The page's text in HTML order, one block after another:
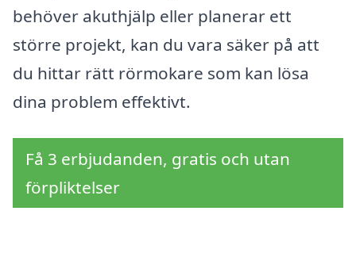
behöver akuthjälp eller planerar ett
större projekt, kan du vara säker på att
du hittar rätt rörmokare som kan lösa
dina problem effektivt.
Få 3 erbjudanden, gratis och utan
förpliktelser